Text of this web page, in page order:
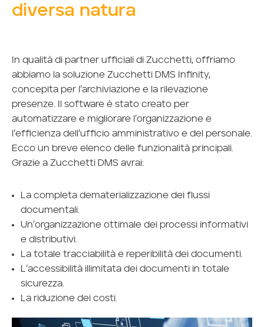
diversa natura
In qualità di partner ufficiali di Zucchetti, offriamo
abbiamo la soluzione Zucchetti DMS Infinity,
concepita per l’archiviazione e la rilevazione
presenze. Il software è stato creato per
automatizzare e migliorare l’organizzazione e
l’efficienza dell’ufficio amministrativo e del personale.
Ecco un breve elenco delle funzionalità principali.
Grazie a Zucchetti DMS avrai:
La completa dematerializzazione dei flussi
documentali.
Un’organizzazione ottimale dei processi informativi
e distributivi.
La totale tracciabilità e reperibilità dei documenti.
L’accessibilità illimitata dei documenti in totale
sicurezza.
La riduzione dei costi.